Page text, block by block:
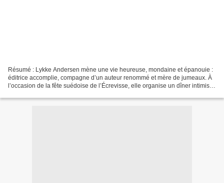
Résumé : Lykke Andersen mène une vie heureuse, mondaine et épanouie :
éditrice accomplie, compagne d’un auteur renommé et mère de jumeaux. À
l’occasion de la fête suédoise de l’Écrevisse, elle organise un dîner intimiste